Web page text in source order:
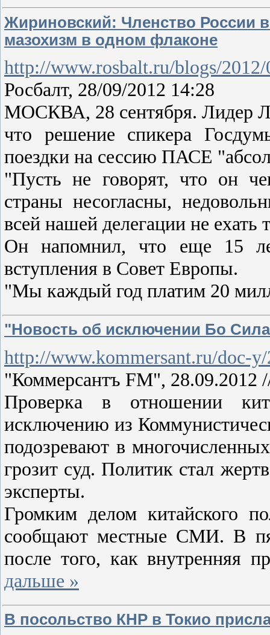
Жириновский: Членство России
мазохизм в одном флаконе
http://www.rosbalt.ru/blogs/
Росбалт, 28/09/2012 14:28
МОСКВА, 28 сентября. Лидер
что решение спикера
поездки на сессию ПАСЕ
"Пусть не говорят, что он
страны несогласны,
всей нашей делегации не
Он напомнил, что еще 15
вступления в Совет Европы.
"Мы каждый год платим 20
"Новость об исключении Бо
http://www.kommersant.ru/doc-
"Коммерсантъ FM", 28.09.2012
Проверка в отношении
исключению из
подозревают в
грозит суд. Политик стал
эксперты.
Громким делом китайского
сообщают местные СМИ. В
после того, как внутренняя
дальше »
В посольство КНР в Токио